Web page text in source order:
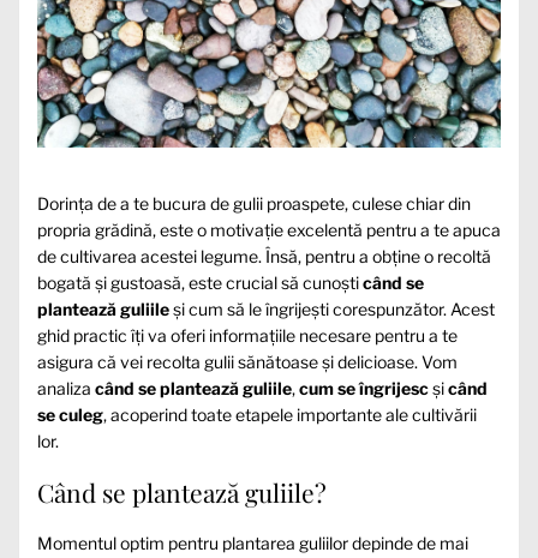
Dorința de a te bucura de gulii proaspete, culese chiar din
propria grădină, este o motivație excelentă pentru a te apuca
de cultivarea acestei legume. Însă, pentru a obține o recoltă
bogată și gustoasă, este crucial să cunoșticând se
plantează guliileși cum să le îngrijești corespunzător. Acest
ghid practic îți va oferi informațiile necesare pentru a te
asigura că vei recolta gulii sănătoase și delicioase. Vom
analiza când se plantează guliile,cum se îngrijescșicând
se culeg, acoperind toate etapele importante ale cultivării
lor.
Când se plantează guliile?
Momentul optim pentru plantarea guliilor depinde de mai